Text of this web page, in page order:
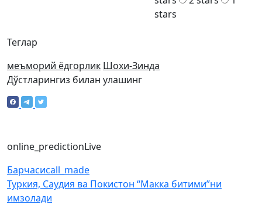
Теглар
меъморий ёдгорлик Шохи-Зинда
stars
Дўстларингиз билан улашинг
online_predictionLive
Барчасиcall_made
Туркия, Саудия ва Покистон “Макка битими”ни
имзолади